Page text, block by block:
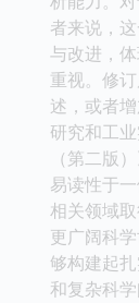
者来说，
与改进，
重视。修
述，或者
研究和工
（第二版
易读性于
相关领域
更广阔科
够构建起
和复杂科